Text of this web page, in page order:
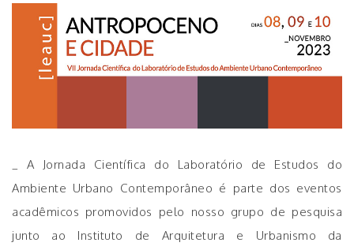
_ A Jornada Científica do Laboratório de Estudos do
Ambiente Urbano Contemporâneo é parte dos eventos
acadêmicos promovidos pelo nosso grupo de pesquisa
junto ao Instituto de Arquitetura e Urbanismo da